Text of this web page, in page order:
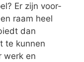
Er zijn voor-
raam heel
dan
te kunnen
werk en